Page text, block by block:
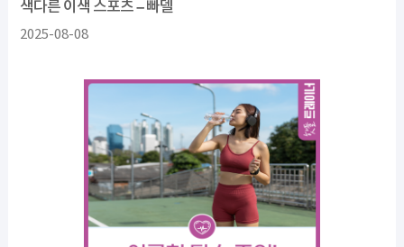
색다른 이색 스포츠 – 빠델
2025-08-08